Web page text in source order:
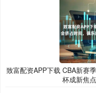
致富配资APP下载 CBA新赛
杯成新焦